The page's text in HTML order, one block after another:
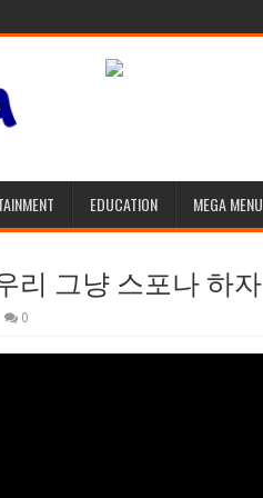
EDUCATION MEGA MENU
우리 그냥 스포나 하자
0